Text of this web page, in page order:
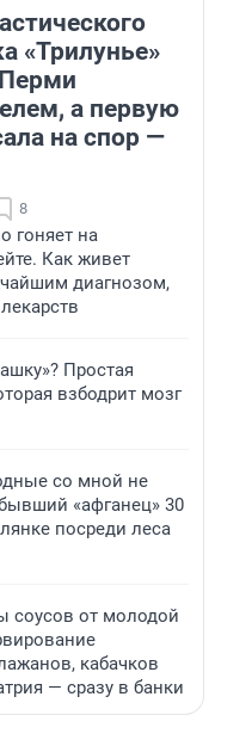
«Трилунье»
а первую
на спор —
8
гоняет на
Как живет
диагнозом,
Простая
взбодрит мозг
со мной не
«афганец» 30
посреди леса
соусов от молодой
кабачков
— сразу в банки